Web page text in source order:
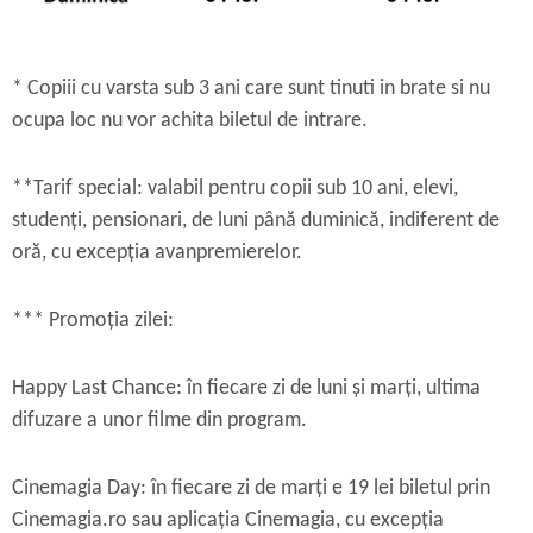
* Copiii cu varsta sub 3 ani care sunt tinuti in brate si nu
ocupa loc nu vor achita biletul de intrare.
**Tarif special: valabil pentru copii sub 10 ani, elevi,
studenți, pensionari, de luni până duminică, indiferent de
oră, cu excepția avanpremierelor.
*** Promoția zilei:
Happy Last Chance: în fiecare zi de luni și marți, ultima
difuzare a unor filme din program.
Cinemagia Day: în fiecare zi de marți e 19 lei biletul prin
Cinemagia.ro sau aplicația Cinemagia, cu excepția